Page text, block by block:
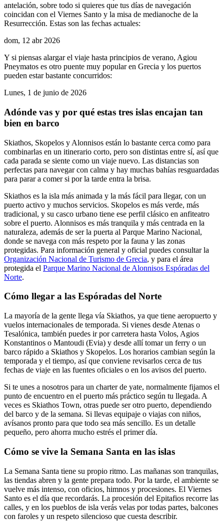
antelación, sobre todo si quieres que tus días de navegación
coincidan con el Viernes Santo y la misa de medianoche de la
Resurrección. Estas son las fechas actuales:
dom, 12 abr 2026
Y si piensas alargar el viaje hasta principios de verano, Agiou
Pneymatos es otro puente muy popular en Grecia y los puertos
pueden estar bastante concurridos:
Lunes, 1 de junio de 2026
Adónde vas y por qué estas tres islas encajan tan
bien en barco
Skiathos, Skopelos y Alonnisos están lo bastante cerca como para
combinarlas en un itinerario corto, pero son distintas entre sí, así que
cada parada se siente como un viaje nuevo. Las distancias son
perfectas para navegar con calma y hay muchas bahías resguardadas
para parar a comer si por la tarde entra la brisa.
Skiathos es la isla más animada y la más fácil para llegar, con un
puerto activo y muchos servicios. Skopelos es más verde, más
tradicional, y su casco urbano tiene ese perfil clásico en anfiteatro
sobre el puerto. Alonnisos es más tranquila y más centrada en la
naturaleza, además de ser la puerta al Parque Marino Nacional,
donde se navega con más respeto por la fauna y las zonas
protegidas. Para información general y oficial puedes consultar la
Organización Nacional de Turismo de Grecia, y para el área
protegida el Parque Marino Nacional de Alonnisos Espóradas del
Norte.
Cómo llegar a las Espóradas del Norte
La mayoría de la gente llega vía Skiathos, ya que tiene aeropuerto y
vuelos internacionales de temporada. Si vienes desde Atenas o
Tesalónica, también puedes ir por carretera hasta Volos, Agios
Konstantinos o Mantoudi (Evia) y desde allí tomar un ferry o un
barco rápido a Skiathos y Skopelos. Los horarios cambian según la
temporada y el tiempo, así que conviene revisarlos cerca de tus
fechas de viaje en las fuentes oficiales o en los avisos del puerto.
Si te unes a nosotros para un charter de yate, normalmente fijamos el
punto de encuentro en el puerto más práctico según tu llegada. A
veces es Skiathos Town, otras puede ser otro puerto, dependiendo
del barco y de la semana. Si llevas equipaje o viajas con niños,
avísanos pronto para que todo sea más sencillo. Es un detalle
pequeño, pero ahorra mucho estrés el primer día.
Cómo se vive la Semana Santa en las islas
La Semana Santa tiene su propio ritmo. Las mañanas son tranquilas,
las tiendas abren y la gente prepara todo. Por la tarde, el ambiente se
vuelve más intenso, con oficios, himnos y procesiones. El Viernes
Santo es el día que recordarás. La procesión del Epitafios recorre las
calles, y en los pueblos de isla verás velas por todas partes, balcones
con faroles y un respeto silencioso que cuesta describir.